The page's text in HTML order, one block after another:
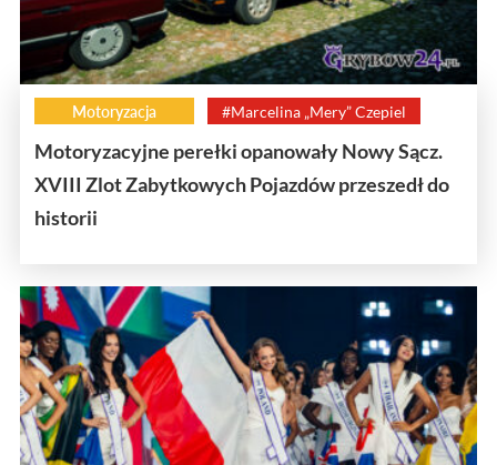
Motoryzacja #Marcelina „Mery” Czepiel
Motoryzacyjne perełki opanowały Nowy Sącz.
XVIII Zlot Zabytkowych Pojazdów przeszedł do
historii